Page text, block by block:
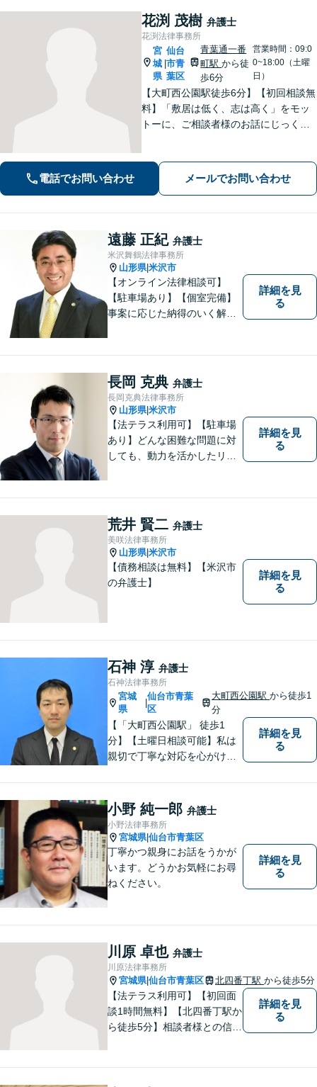
花渕 茂樹 弁護士
花渕法律事務所
宮
城
県
|
仙台
市青
葉区
青葉通一番
町駅から徒
歩6分
営業時間：09:0
0~18:00（土曜
日）
【大町西公園駅徒歩6分】【初回相談無
料】「敷居は低く、志は高く」をモッ
トーに、ご相談者様のお話にじっくり
と変え、未来を見据えて全力で伴走い
たします。【電話・メール・WEB相談
電話でお問い合わせ メールでお問い合わせ
遠藤 正紀 弁護士
米沢舞鶴法律事務所
山形県|米沢市
【オンライン法律相談可】
【駐車場あり】【個室完備】
事案に応じた納得のいく解決
詳細を見
る
長岡 克典 弁護士
長岡克典法律事務所
山形県|米沢市
【法テラス利用可】【駐車場
あり】どんな困難な問題に対
しても、動力を活かしたリー
いた案件は1日でも早く解決す
るよう努力することで早期解
決を目指します。 お気軽にご
相談ください。
詳細を見
る
荒井 賢二 弁護士
美咲法律事務所
山形県|米沢市
【債務相談は無料】【米沢市
の弁護士】
詳細を見
る
石神 淳 弁護士
石神法律事務所
宮城
県
|
仙台市青葉
区
大町西公園駅から徒歩1
分
【「大町西公園駅」 徒歩1
分】【土曜日相談可能】私は
親切で丁寧な対応を心がけ、
法律に不安を抱える方々に支
援を提供しています。 依頼者
の要望を実現するため、迅速
かつ的確に対応いたします。
詳細を見
る
小野 純一郎 弁護士
小野法律事務所
宮城県|仙台市青葉区
丁寧かつ親身にお話をうかが
います。どうかお気軽にお尋
ねください。
詳細を見
る
川原 卓也 弁護士
川原法律事務所
宮城県|仙台市青葉区 北四番丁駅 から徒歩5分
【法テラス利用可】【初回面
談1時間無料】【北四番丁駅か
ら徒歩5分】相談者様との信頼
詳細を見
る